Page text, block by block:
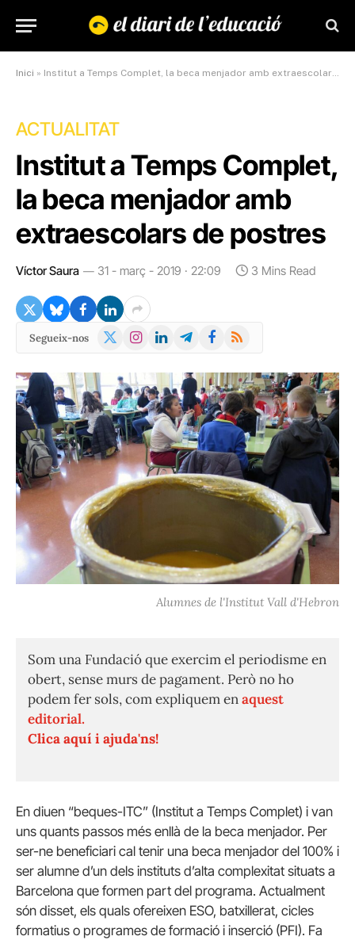
Inici » Institut a Temps Complet, la beca menjador amb extraescolars de postres
ACTUALITAT
Institut a Temps Complet,
la beca menjador amb
extraescolars de postres
Víctor Saura 31 - març - 2019 · 22:09 3 Mins Read
Segueix-nos
X
Instagram
LinkedInTelegramFacebook
RSS
Alumnes de l'Institut Vall d'Hebron
Som una Fundació que exercim el periodisme en
obert, sense murs de pagament. Però no ho
podem fer sols, com expliquem enaquest
editorial.
Clica aquí i ajuda'ns!
En diuen “beques-ITC” (Institut a Temps Complet) i van
uns quants passos més enllà de la beca menjador. Per
ser-ne beneficiari cal tenir una beca menjador del 100% i
ser alumne d’un dels instituts d’alta complexitat situats a
Barcelona que formen part del programa. Actualment
són disset, els quals ofereixen ESO, batxillerat, cicles
formatius o programes de formació i inserció (PFI). Fa